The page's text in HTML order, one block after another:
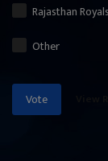
Rajasthan Royals
Other
Vote